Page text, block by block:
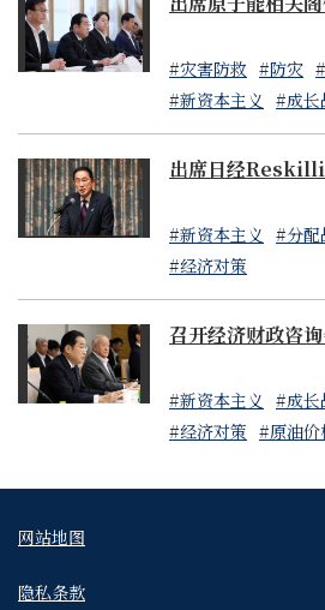
#灾害防救 #防灾
#新资本主义 #成长
出席日经
#新资本主义 #分配
#经济对策
召开经济财政咨
#新资本主义 #成长
#经济对策 #原油价
网站地图
隐私条款